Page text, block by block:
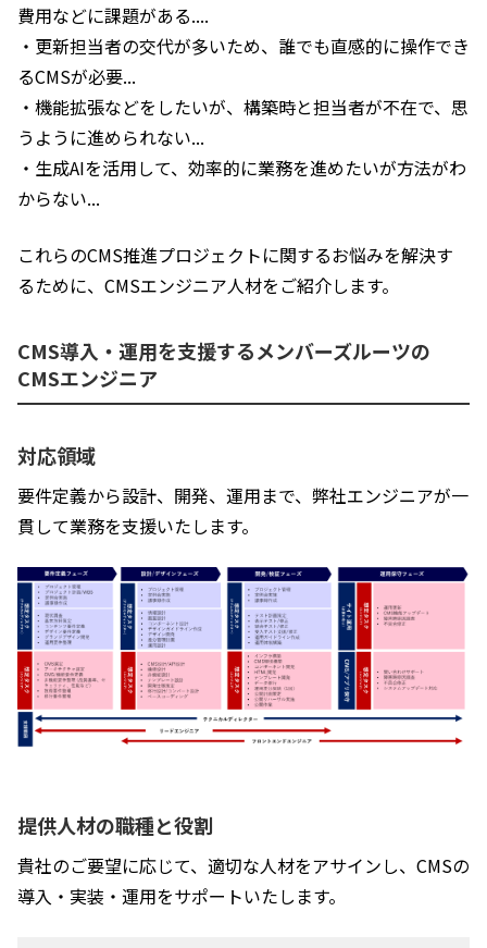
費用などに課題がある....
・更新担当者の交代が多いため、誰でも直感的に操作でき
るCMSが必要...
・機能拡張などをしたいが、構築時と担当者が不在で、思
うように進められない...
・生成AIを活用して、効率的に業務を進めたいが方法がわ
からない...
これらのCMS推進プロジェクトに関するお悩みを解決す
るために、CMSエンジニア人材をご紹介します。
CMS導入・運用を支援するメンバーズルーツの
CMSエンジニア
対応領域
要件定義から設計、開発、運用まで、弊社エンジニアが一
貫して業務を支援いたします。
提供人材の職種と役割
貴社のご要望に応じて、適切な人材をアサインし、CMSの
導入・実装・運用をサポートいたします。